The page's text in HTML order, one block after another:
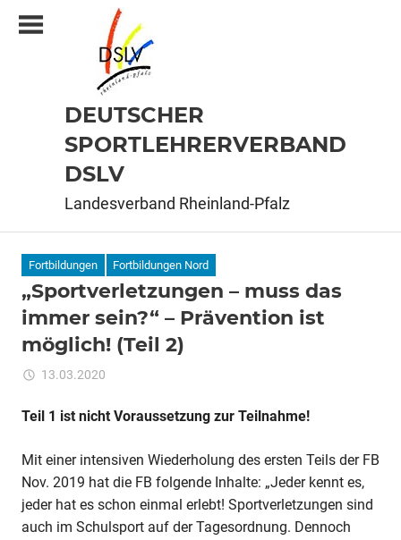
Inhalt
DEUTSCHER
SPORTLEHRERVERBAND
DSLV
Landesverband Rheinland-Pfalz
Fortbildungen Fortbildungen Nord
„Sportverletzungen – muss das
immer sein?“ – Prävention ist
möglich! (Teil 2)
13.03.2020
–
sein?“
–
Prävention
Teil 1 ist nicht Voraussetzung zur Teilnahme!
Mit einer intensiven Wiederholung des ersten Teils der FB
Nov. 2019 hat die FB folgende Inhalte: „Jeder kennt es,
jeder hat es schon einmal erlebt! Sportverletzungen sind
auch im Schulsport auf der Tagesordnung. Dennoch